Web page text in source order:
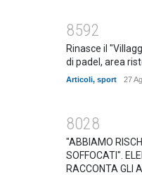
8592
Rinasce il
di padel, area
Articoli, sport 27
8028
"ABBIAMO
SOFFOCATI".
RACCONTA GLI